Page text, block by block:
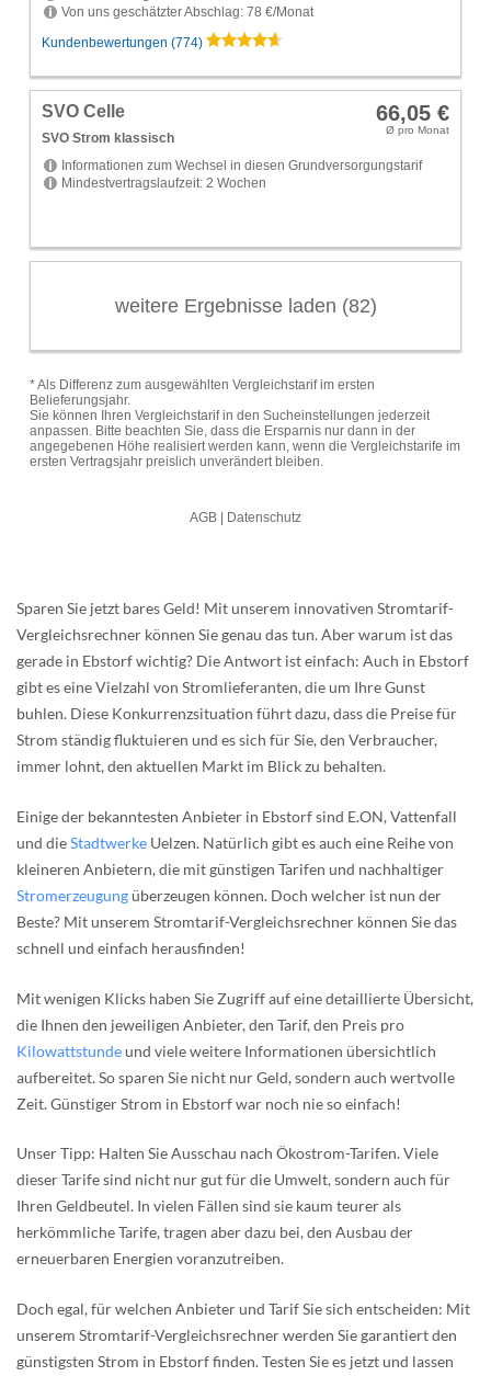
Sparen Sie jetzt bares Geld! Mit unserem innovativen Stromtarif-
Vergleichsrechner können Sie genau das tun. Aber warum ist das
gerade in Ebstorf wichtig? Die Antwort ist einfach: Auch in Ebstorf
gibt es eine Vielzahl von Stromlieferanten, die um Ihre Gunst
buhlen. Diese Konkurrenzsituation führt dazu, dass die Preise für
Strom ständig fluktuieren und es sich für Sie, den Verbraucher,
immer lohnt, den aktuellen Markt im Blick zu behalten.
Einige der bekanntesten Anbieter in Ebstorf sind E.ON, Vattenfall
und dieStadtwerke Uelzen. Natürlich gibt es auch eine Reihe von
kleineren Anbietern, die mit günstigen Tarifen und nachhaltiger
Stromerzeugungüberzeugen können. Doch welcher ist nun der
Beste? Mit unserem Stromtarif-Vergleichsrechner können Sie das
schnell und einfach herausfinden!
Mit wenigen Klicks haben Sie Zugriff auf eine detaillierte Übersicht,
die Ihnen den jeweiligen Anbieter, den Tarif, den Preis pro
Kilowattstundeund viele weitere Informationen übersichtlich
aufbereitet. So sparen Sie nicht nur Geld, sondern auch wertvolle
Zeit. Günstiger Strom in Ebstorf war noch nie so einfach!
Unser Tipp: Halten Sie Ausschau nach Ökostrom-Tarifen. Viele
dieser Tarife sind nicht nur gut für die Umwelt, sondern auch für
Ihren Geldbeutel. In vielen Fällen sind sie kaum teurer als
herkömmliche Tarife, tragen aber dazu bei, den Ausbau der
erneuerbaren Energien voranzutreiben.
Doch egal, für welchen Anbieter und Tarif Sie sich entscheiden: Mit
unserem Stromtarif-Vergleichsrechner werden Sie garantiert den
günstigsten Strom in Ebstorf finden. Testen Sie es jetzt und lassen